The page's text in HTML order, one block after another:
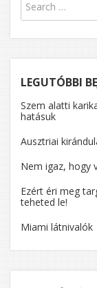
LEGUTÓBBI
Szem alatti
hatásuk
Ausztriai
Nem igaz, hogy
Ezért éri meg
teheted le!
Miami látnivalók